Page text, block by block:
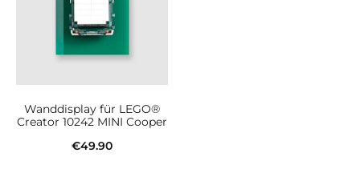
Wanddisplay für LEGO®
Creator 10242 MINI Cooper
€49.90